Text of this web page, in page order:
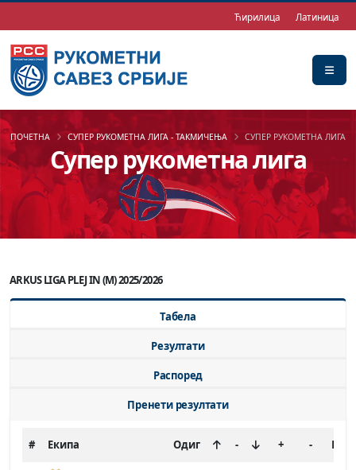
Ћирилица Латиница
Супер рукометна лига
ПОЧЕТНА СУПЕР РУКОМЕТНА ЛИГА - ТАКМИЧЕЊА СУПЕР РУКОМЕТНА ЛИГА
ARKUS LIGA PLEJ IN (M) 2025/2026
Табела
Резултати
Распоред
Пренети резултати
# Екипа Одиг - + - Бод